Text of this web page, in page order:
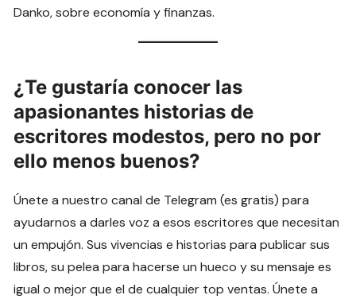
Danko, sobre economía y finanzas.
¿Te gustaría conocer las
apasionantes historias de
escritores modestos, pero no por
ello menos buenos?
Únete a nuestro canal de Telegram (es gratis) para
ayudarnos a darles voz a esos escritores que necesitan
un empujón. Sus vivencias e historias para publicar sus
libros, su pelea para hacerse un hueco y su mensaje es
igual o mejor que el de cualquier top ventas. Únete a